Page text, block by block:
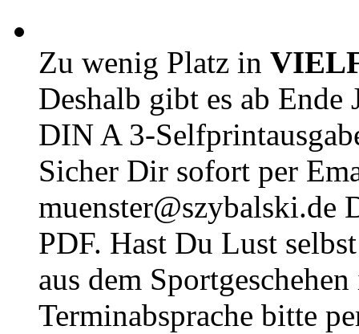
Zu wenig Platz in
Deshalb gibt es ab Ende
DIN A 3-
Sicher Dir sofort per
muenster@szybalski.de
PDF. Hast Du Lust
aus dem
Terminabsprache bitte